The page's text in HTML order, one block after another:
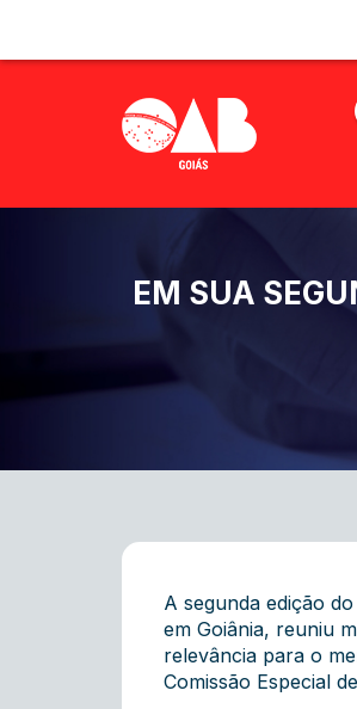
EM SUA
A segunda edição
em Goiânia, reuniu
relevância para o
Comissão Especial